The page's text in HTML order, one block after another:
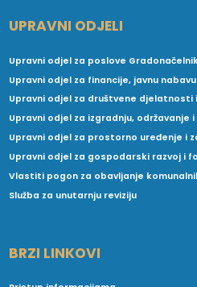
UPRAVNI ODJELI
Upravni odjel za poslove
Upravni odjel za financije, javnu
Upravni odjel za društvene djelatnosti
Upravni odjel za izgradnju, održavanje
Upravni odjel za prostorno uređenje i
Upravni odjel za gospodarski razvoj i
Vlastiti pogon za obavljanje
Služba za unutarnju reviziju
BRZI LINKOVI